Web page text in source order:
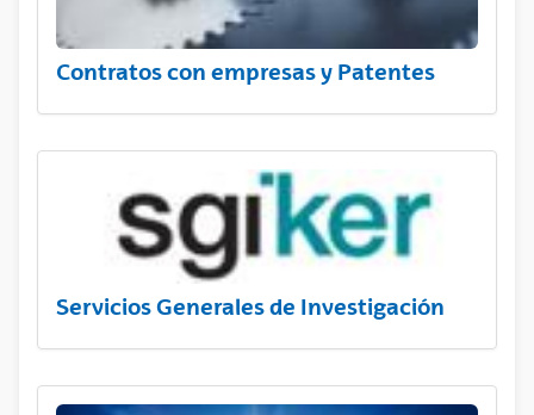
Contratos con empresas y Patentes
Servicios Generales de Investigación